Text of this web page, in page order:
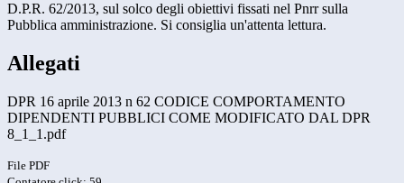
D.P.R. 62/2013, sul solco degli obiettivi fissati nel Pnrr sulla
Pubblica amministrazione. Si consiglia un'attenta lettura.
Allegati
DPR 16 aprile 2013 n 62 CODICE COMPORTAMENTO
DIPENDENTI PUBBLICI COME MODIFICATO DAL DPR
8_1_1.pdf
File PDF